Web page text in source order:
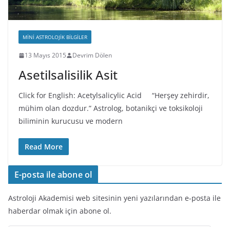
MINI ASTROLOJIK BILGILER
13 Mayıs 2015 Devrim Dölen
Asetilsalisilik Asit
Click for English: Acetylsalicylic Acid “Herşey zehirdir,
mühim olan dozdur.” Astrolog, botanikçi ve toksikoloji
biliminin kurucusu ve modern
Read More
E-posta ile abone ol
Astroloji Akademisi web sitesinin yeni yazılarından e-posta ile
haberdar olmak için abone ol.